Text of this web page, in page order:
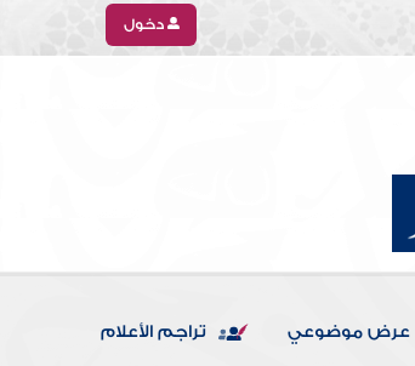
دخول
عرض موضوعي تراجم الأعلام